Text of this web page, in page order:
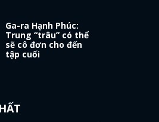
Ga-ra Hạnh Phúc:
Trung “trâu” có thể
sẽ cô đơn cho đến
tập cuối